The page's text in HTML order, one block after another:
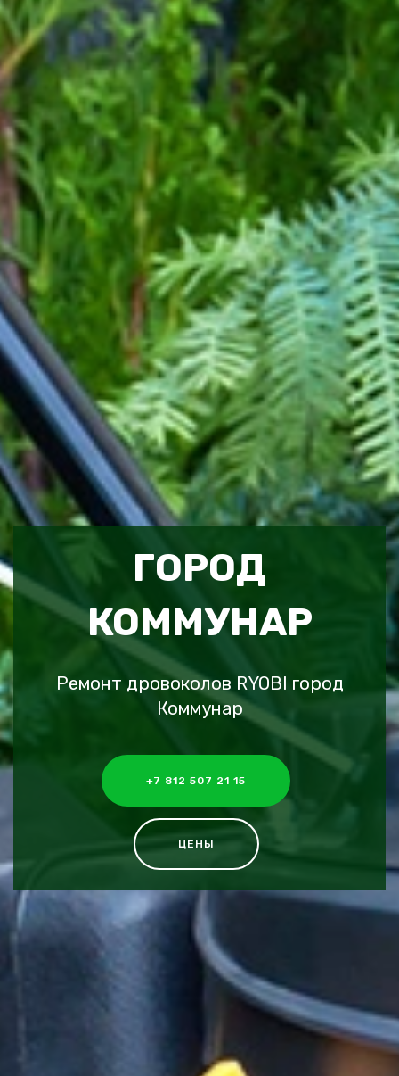
ГОРОД
КОММУНАР
Ремонт дровоколов RYOBI город
Коммунар
+7 812 507 21 15
ЦЕНЫ